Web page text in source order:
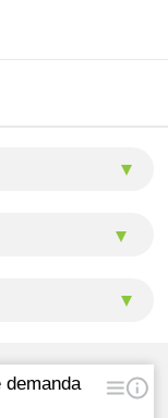
demanda